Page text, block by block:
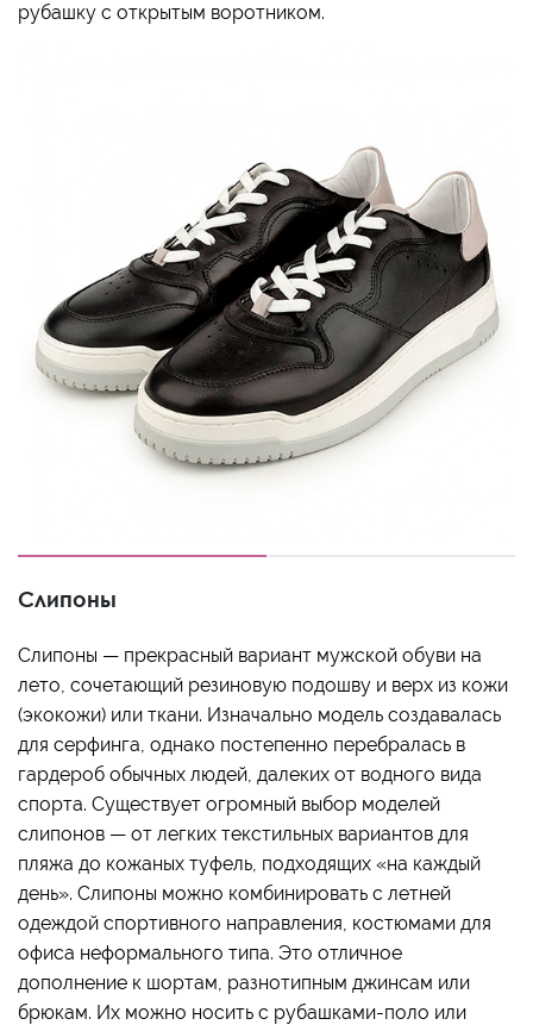
рубашку с открытым воротником.
Слипоны
Слипоны — прекрасный вариант мужской обуви на
лето, сочетающий резиновую подошву и верх из кожи
(экокожи) или ткани. Изначально модель создавалась
для серфинга, однако постепенно перебралась в
гардероб обычных людей, далеких от водного вида
спорта. Существует огромный выбор моделей
слипонов — от легких текстильных вариантов для
пляжа до кожаных туфель, подходящих «на каждый
день». Слипоны можно комбинировать с летней
одеждой спортивного направления, костюмами для
офиса неформального типа. Это отличное
дополнение к шортам, разнотипным джинсам или
брюкам. Их можно носить с рубашками-поло или